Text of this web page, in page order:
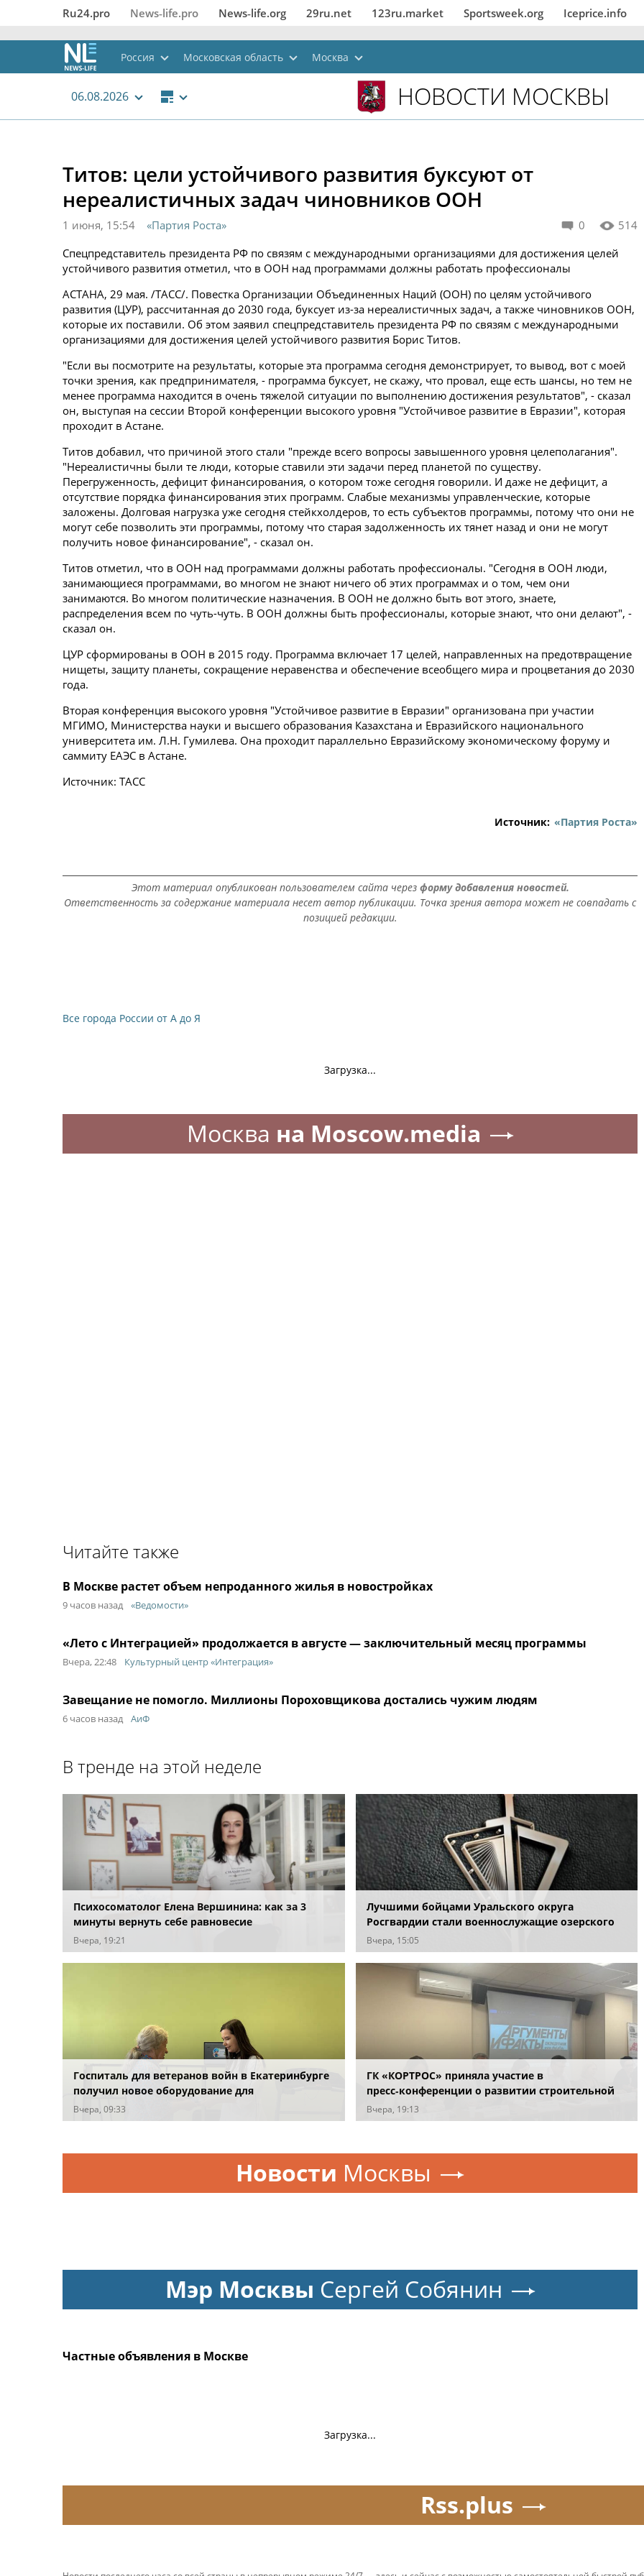
Ru24.pro News‑life.pro News‑life.org 29ru.net 123ru.market Sportsweek.org Iceprice.info
Россия Московская область Москва
06.08.2026 НОВОСТИ МОСКВЫ
Титов: цели устойчивого развития буксуют от
нереалистичных задач чиновников ООН
0 514
1 июня, 15:54
«Партия Роста»
Спецпредставитель президента РФ по связям с международными организациями для достижения целей
устойчивого развития отметил, что в ООН над программами должны работать профессионалы
АСТАНА, 29 мая. /ТАСС/. Повестка Организации Объединенных Наций (ООН) по целям устойчивого
развития (ЦУР), рассчитанная до 2030 года, буксует из-за нереалистичных задач, а также чиновников ООН,
которые их поставили. Об этом заявил спецпредставитель президента РФ по связям с международными
организациями для достижения целей устойчивого развития Борис Титов.
"Если вы посмотрите на результаты, которые эта программа сегодня демонстрирует, то вывод, вот с моей
точки зрения, как предпринимателя, - программа буксует, не скажу, что провал, еще есть шансы, но тем не
менее программа находится в очень тяжелой ситуации по выполнению достижения результатов", - сказал
он, выступая на сессии Второй конференции высокого уровня "Устойчивое развитие в Евразии", которая
проходит в Астане.
Титов добавил, что причиной этого стали "прежде всего вопросы завышенного уровня целеполагания".
"Нереалистичны были те люди, которые ставили эти задачи перед планетой по существу.
Перегруженность, дефицит финансирования, о котором тоже сегодня говорили. И даже не дефицит, а
отсутствие порядка финансирования этих программ. Слабые механизмы управленческие, которые
заложены. Долговая нагрузка уже сегодня стейкхолдеров, то есть субъектов программы, потому что они не
могут себе позволить эти программы, потому что старая задолженность их тянет назад и они не могут
получить новое финансирование", - сказал он.
Титов отметил, что в ООН над программами должны работать профессионалы. "Сегодня в ООН люди,
занимающиеся программами, во многом не знают ничего об этих программах и о том, чем они
занимаются. Во многом политические назначения. В ООН не должно быть вот этого, знаете,
распределения всем по чуть-чуть. В ООН должны быть профессионалы, которые знают, что они делают", -
сказал он.
ЦУР сформированы в ООН в 2015 году. Программа включает 17 целей, направленных на предотвращение
нищеты, защиту планеты, сокращение неравенства и обеспечение всеобщего мира и процветания до 2030
года.
Вторая конференция высокого уровня "Устойчивое развитие в Евразии" организована при участии
МГИМО, Министерства науки и высшего образования Казахстана и Евразийского национального
университета им. Л.Н. Гумилева. Она проходит параллельно Евразийскому экономическому форуму и
саммиту ЕАЭС в Астане.
Источник: ТАСС
Источник: «Партия Роста»
Этот материал опубликован пользователем сайта через форму добавления новостей.
Ответственность за содержание материала несет автор публикации. Точка зрения автора может не совпадать с
позицией редакции.
Все города России от А до Я
Загрузка...
Москва на Moscow.media
Читайте также
В Москве растет объем непроданного жилья в новостройках
9 часов назад «Ведомости»
«Лето с Интеграцией» продолжается в августе — заключительный месяц программы
Вчера, 22:48 Культурный центр «Интеграция»
Завещание не помогло. Миллионы Пороховщикова достались чужим людям
6 часов назад АиФ
В тренде на этой неделе
Психосоматолог Елена Вершинина: как за 3
минуты вернуть себе равновесие
Вчера, 19:21
Лучшими бойцами Уральского округа
Росгвардии стали военнослужащие озерского
соединения по охране важных государственных
объектов
Вчера, 15:05
Госпиталь для ветеранов войн в Екатеринбурге
получил новое оборудование для
реабилитации
Вчера, 09:33
ГК «КОРТРОС» приняла участие в
пресс‑конференции о развитии строительной
отрасли в Челябинске
Вчера, 19:13
Новости Москвы
Мэр Москвы Сергей Собянин
Частные объявления в Москве
Загрузка...
Rss.plus